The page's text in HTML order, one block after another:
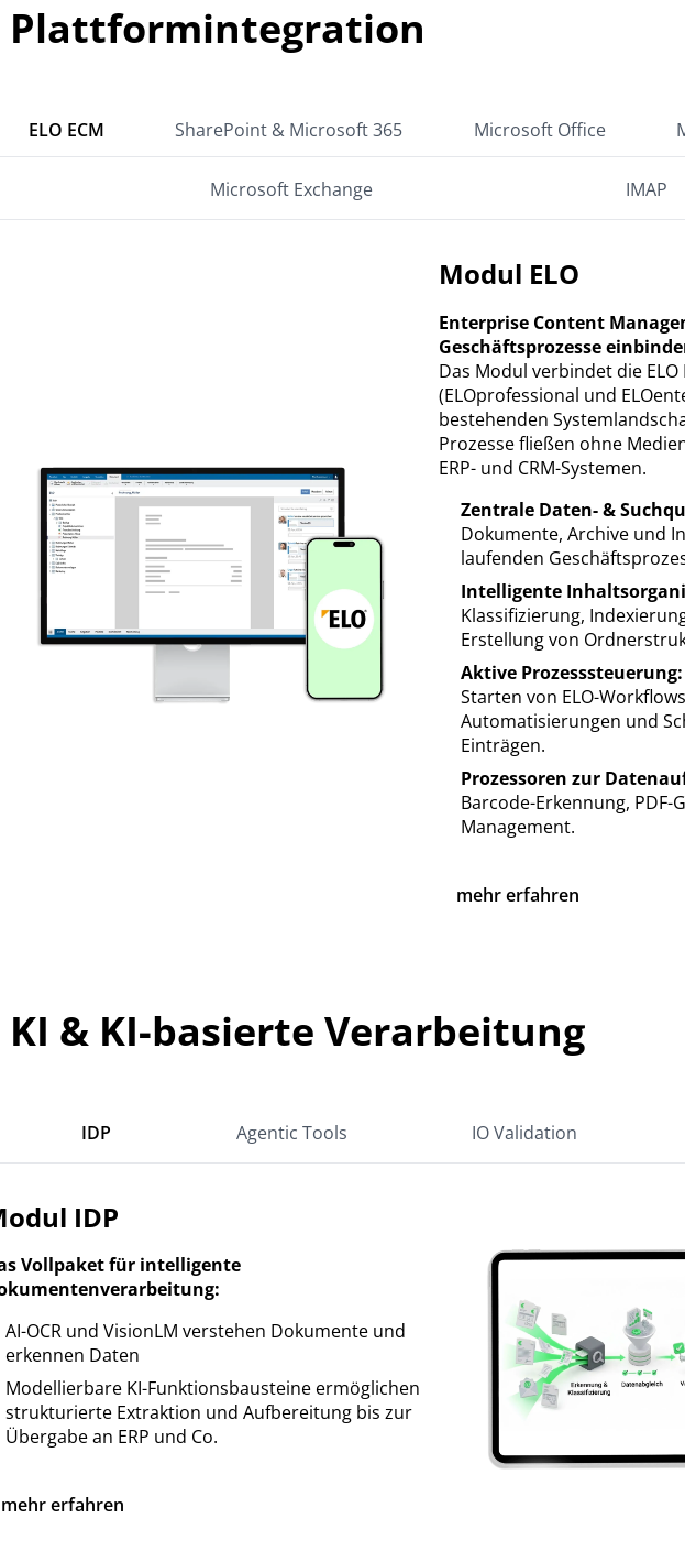
Plattformintegration
ELO ECM SharePoint & Microsoft 365 Microsoft Office
Microsoft Exchange IMAP
Modul ELO
Enterprise Content
Geschäftsprozesse
Das Modul verbindet die ELO
(ELOprofessional und
bestehenden
Prozesse fließen ohne
ERP- und CRM-Systemen.
Zentrale Daten- &
Dokumente, Archive und
laufenden
Intelligente
Klassifizierung,
Erstellung von
Aktive Prozesssteuerung:
Starten von ELO-
Automatisierungen und
Einträgen.
Prozessoren zur
Barcode-Erkennung,
Management.
mehr erfahren
KI & KI-basierte Verarbeitung
IDP Agentic Tools IO Validation
IDP
Vollpaket für intelligente
AI-OCR und VisionLM verstehen Dokumente und
erkennen Daten
Modellierbare KI-Funktionsbausteine ermöglichen
strukturierte Extraktion und Aufbereitung bis zur
Übergabe an ERP und Co.
mehr erfahren